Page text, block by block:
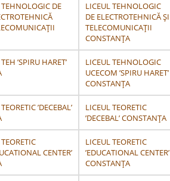
DE
LICEUL TEHNOLOGIC
DE ELECTROTEHNICĂ ŞI
TELECOMUNICAŢII
CONSTANŢA
’SPIRU HARET’
LICEUL TEHNOLOGIC
UCECOM ’SPIRU HARET’
CONSTANŢA
’DECEBAL’
LICEUL TEORETIC
’DECEBAL’ CONSTANŢA
CENTER’
LICEUL TEORETIC
’EDUCATIONAL CENTER’
CONSTANŢA